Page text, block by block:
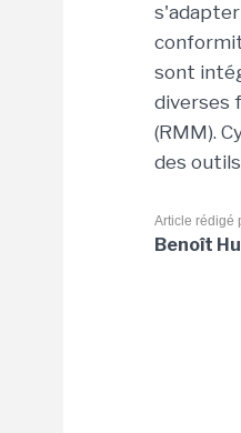
sont
diverses
(RMM).
des
Article rédigé
Benoît